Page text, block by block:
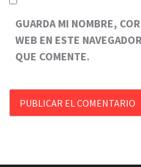
GUARDA MI NOMBRE,
WEB EN ESTE
QUE COMENTE.